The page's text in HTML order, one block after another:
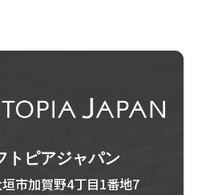
トピアジャパン
市加賀野4丁目1番地7